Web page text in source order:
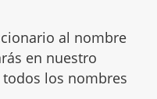
al nombre
en nuestro
los nombres